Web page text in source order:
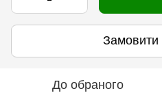
До обраного